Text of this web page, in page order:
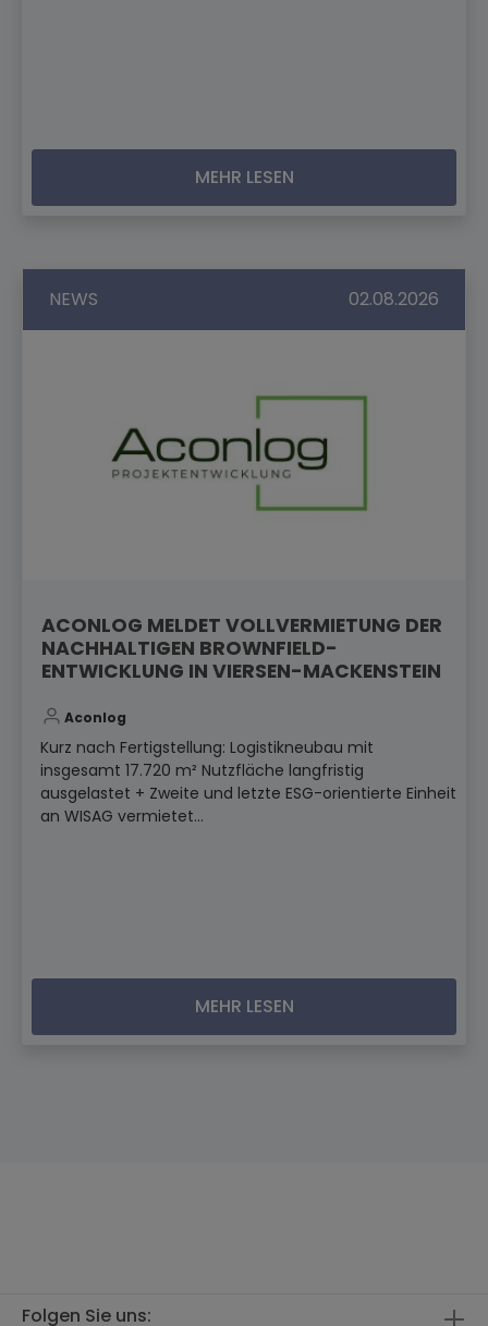
MEHR LESEN
NEWS 02.08.2026
ACONLOG MELDET VOLLVERMIETUNG DER
NACHHALTIGEN BROWNFIELD-
ENTWICKLUNG IN VIERSEN-MACKENSTEIN
Aconlog
Kurz nach Fertigstellung: Logistikneubau mit
insgesamt 17.720 m² Nutzfläche langfristig
ausgelastet + Zweite und letzte ESG-orientierte Einheit
an WISAG vermietet...
MEHR LESEN
Folgen Sie uns: